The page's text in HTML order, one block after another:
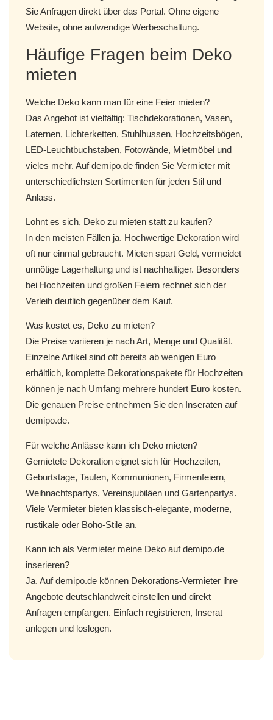
Sie Anfragen direkt über das Portal. Ohne eigene
Website, ohne aufwendige Werbeschaltung.
Häufige Fragen beim Deko
mieten
Welche Deko kann man für eine Feier mieten?
Das Angebot ist vielfältig: Tischdekorationen, Vasen,
Laternen, Lichterketten, Stuhlhussen, Hochzeitsbögen,
LED-Leuchtbuchstaben, Fotowände, Mietmöbel und
vieles mehr. Auf demipo.de finden Sie Vermieter mit
unterschiedlichsten Sortimenten für jeden Stil und
Anlass.
Lohnt es sich, Deko zu mieten statt zu kaufen?
In den meisten Fällen ja. Hochwertige Dekoration wird
oft nur einmal gebraucht. Mieten spart Geld, vermeidet
unnötige Lagerhaltung und ist nachhaltiger. Besonders
bei Hochzeiten und großen Feiern rechnet sich der
Verleih deutlich gegenüber dem Kauf.
Was kostet es, Deko zu mieten?
Die Preise variieren je nach Art, Menge und Qualität.
Einzelne Artikel sind oft bereits ab wenigen Euro
erhältlich, komplette Dekorationspakete für Hochzeiten
können je nach Umfang mehrere hundert Euro kosten.
Die genauen Preise entnehmen Sie den Inseraten auf
demipo.de.
Für welche Anlässe kann ich Deko mieten?
Gemietete Dekoration eignet sich für Hochzeiten,
Geburtstage, Taufen, Kommunionen, Firmenfeiern,
Weihnachtspartys, Vereinsjubiläen und Gartenpartys.
Viele Vermieter bieten klassisch-elegante, moderne,
rustikale oder Boho-Stile an.
Kann ich als Vermieter meine Deko auf demipo.de
inserieren?
Ja. Auf demipo.de können Dekorations-Vermieter ihre
Angebote deutschlandweit einstellen und direkt
Anfragen empfangen. Einfach registrieren, Inserat
anlegen und loslegen.